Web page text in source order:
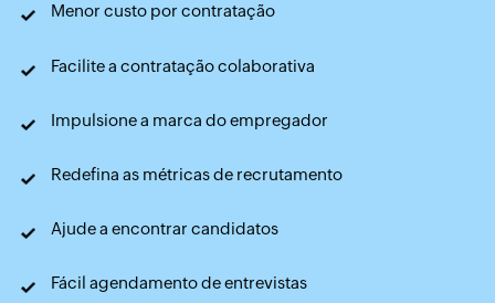
Menor custo por contratação
Facilite a contratação colaborativa
Impulsione a marca do empregador
Redefina as métricas de recrutamento
Ajude a encontrar candidatos
Fácil agendamento de entrevistas